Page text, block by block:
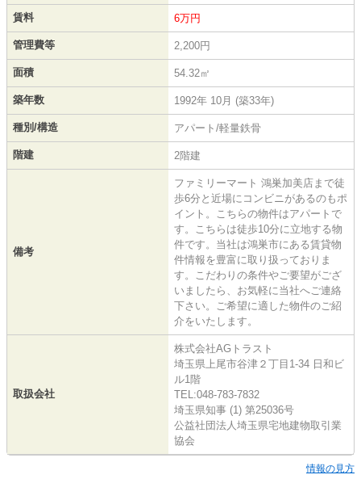
賃料 6万円
管理費等 2,200円
面積 54.32㎡
築年数 1992年 10月 (築33年)
種別/構造 アパート/軽量鉄骨
階建 2階建
備考
ファミリーマート 鴻巣加美店まで徒
歩6分と近場にコンビニがあるのもポ
イント。こちらの物件はアパートで
す。こちらは徒歩10分に立地する物
件です。当社は鴻巣市にある賃貸物
件情報を豊富に取り扱っておりま
す。こだわりの条件やご要望がござ
いましたら、お気軽に当社へご連絡
下さい。ご希望に適した物件のご紹
介をいたします。
取扱会社
株式会社AGトラスト
埼玉県上尾市谷津２丁目1-34 日和ビ
ル1階
TEL:048-783-7832
埼玉県知事 (1) 第25036号
公益社団法人埼玉県宅地建物取引業
協会
情報の見方